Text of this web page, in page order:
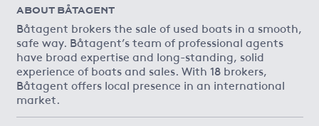
ABOUT BÅTAGENT
Båtagent brokers the sale of used boats in a smooth,
safe way. Båtagent’s team of professional agents
have broad expertise and long-standing, solid
experience of boats and sales. With 18 brokers,
Båtagent offers local presence in an international
market.